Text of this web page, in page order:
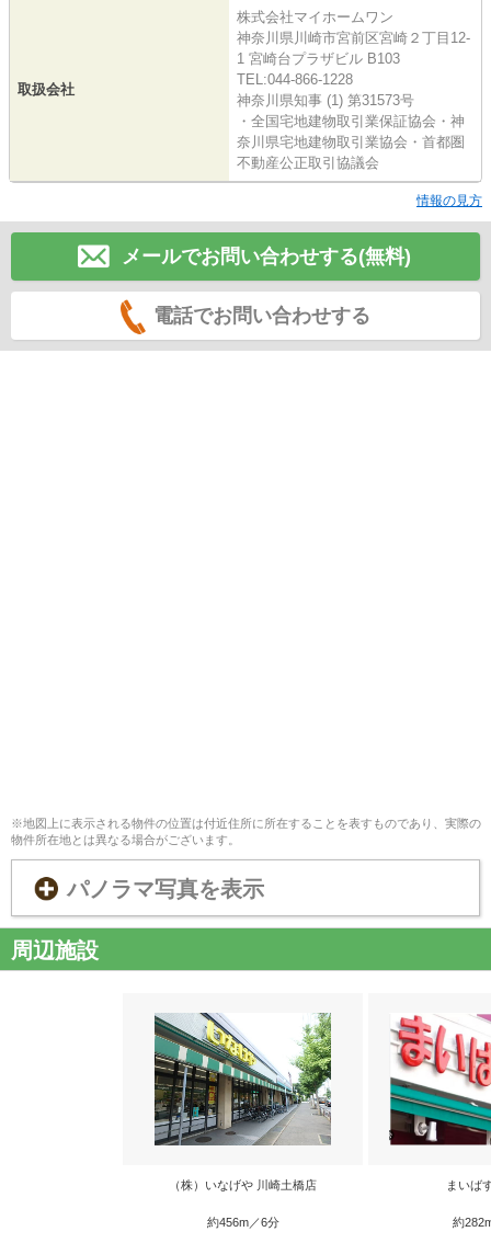
取扱会社
株式会社マイホームワン
神奈川県川崎市宮前区宮崎２丁目12-
1 宮崎台プラザビル B103
TEL:044-866-1228
神奈川県知事 (1) 第31573号
・全国宅地建物取引業保証協会・神
奈川県宅地建物取引業協会・首都圏
不動産公正取引協議会
情報の見方
メールでお問い合わせする(無料)
電話でお問い合わせする
※地図上に表示される物件の位置は付近住所に所在することを表すものであり、実際の
物件所在地とは異なる場合がございます。
パノラマ写真を表示
周辺施設
（株）いなげや 川崎土橋店
約456m／6分
まいば
約